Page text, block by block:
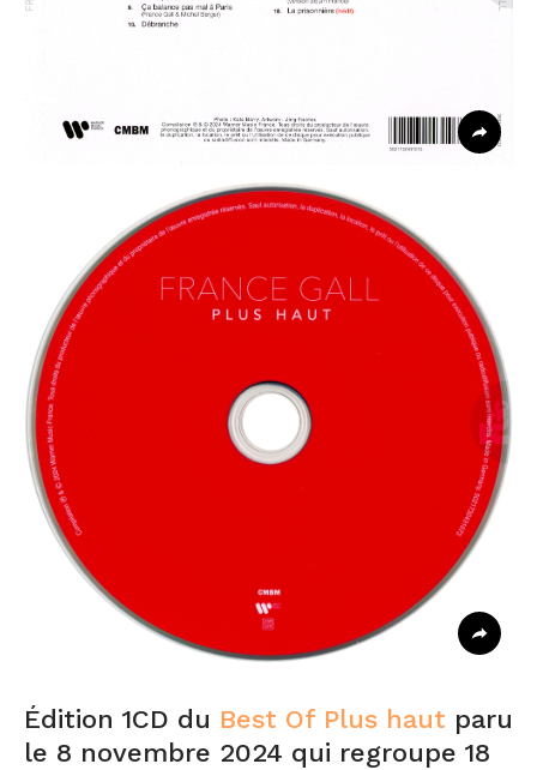
Édition 1CD du Best Of Plus haut paru
le 8 novembre 2024 qui regroupe 18